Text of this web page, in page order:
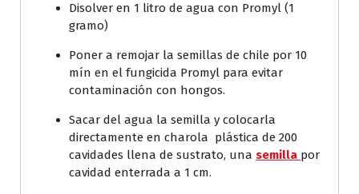
Disolver en 1 litro de agua con Promyl (1
gramo)
Poner a remojar la semillas de chile por 10
mín en el fungicida Promyl para evitar
contaminación con hongos.
Sacar del agua la semilla y colocarla
directamente en charola plástica de 200
cavidades llena de sustrato, una semilla por
cavidad enterrada a 1 cm.